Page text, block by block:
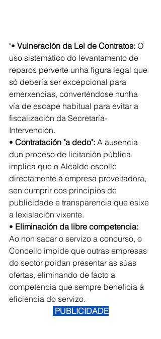
"• Vulneración da Lei de Contratos: O
uso sistemático do levantamento de
reparos perverte unha figura legal que
só debería ser excepcional para
emerxencias, converténdose nunha
vía de escape habitual para evitar a
fiscalización da Secretaría-
Intervención.
• Contratación "a dedo": A ausencia
dun proceso de licitación pública
implica que o Alcalde escolle
directamente á empresa proveitadora,
sen cumprir cos principios de
publicidade e transparencia que esixe
a lexislación vixente.
• Eliminación da libre competencia:
Ao non sacar o servizo a concurso, o
Concello impide que outras empresas
do sector poidan presentar as súas
ofertas, eliminando de facto a
competencia que sempre beneficia á
eficiencia do servizo.
PUBLICIDADE